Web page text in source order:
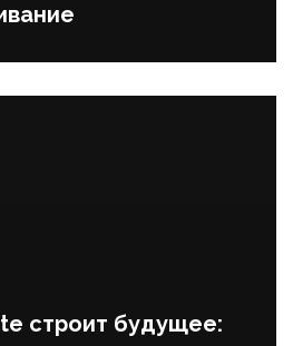
строит будущее: